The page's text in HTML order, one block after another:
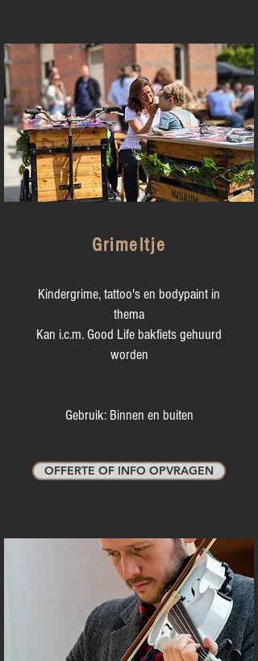
Grimeltje
Kindergrime, tattoo's en bodypaint in
thema
Kan i.c.m. Good Life bakfiets gehuurd
worden
Gebruik: Binnen en buiten
OFFERTE OF INFO OPVRAGEN